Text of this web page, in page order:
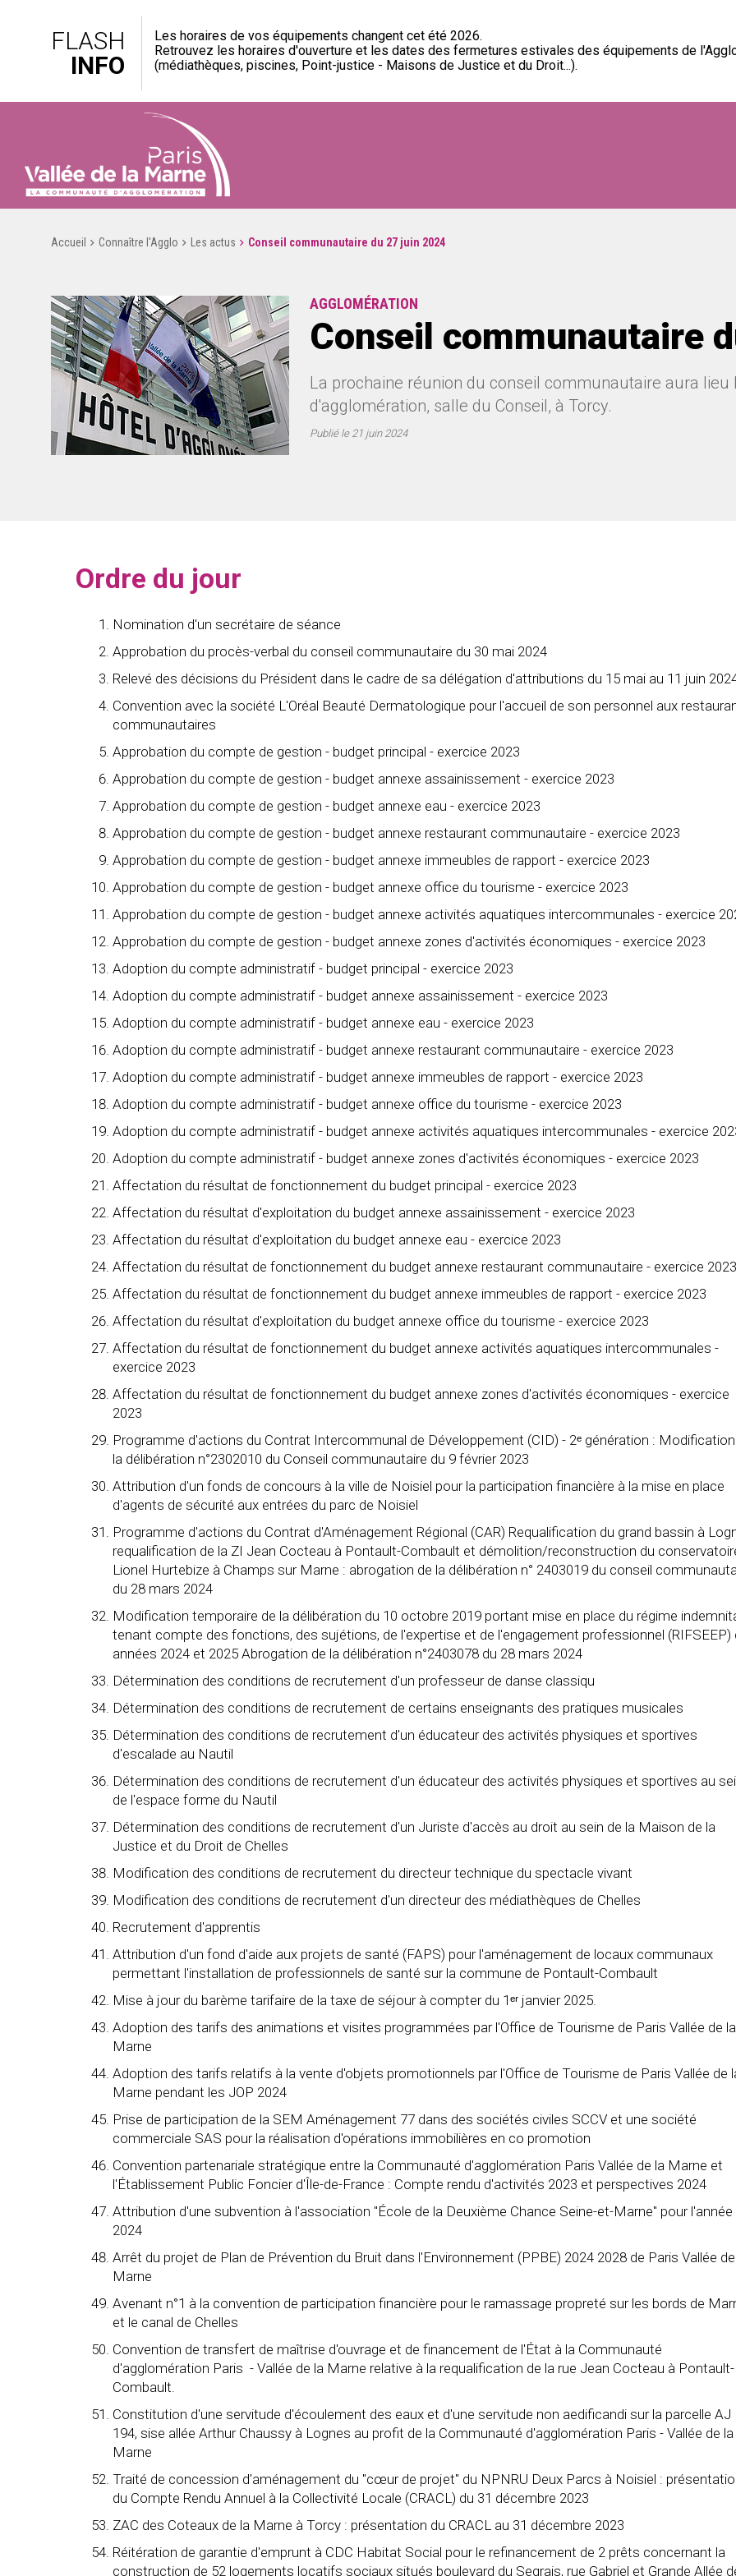
FLASH
INFO
Les horaires de vos équipements changent cet été 2026.
Retrouvez les horaires d'ouverture et les dates des fermetures estivales des équipements de
(médiathèques, piscines, Point-justice - Maisons de Justice et du Droit...).
Accueil Connaître l'Agglo Les actus Conseil communautaire du 27 juin 2024
AGGLOMÉRATION
Conseil communautaire
La prochaine réunion du conseil communautaire aura lieu
d'agglomération, salle du Conseil, à Torcy.
Publié le21 juin 2024
Ordre du jour
Nomination d'un secrétaire de séance
Approbation du procès-verbal du conseil communautaire du 30 mai 2024
Relevé des décisions du Président dans le cadre de sa délégation d'attributions du 15 mai au 11 juin
Convention avec la société L'Oréal Beauté Dermatologique pour l'accueil de son personnel aux
communautaires
Approbation du compte de gestion - budget principal - exercice 2023
Approbation du compte de gestion - budget annexe assainissement - exercice 2023
Approbation du compte de gestion - budget annexe eau - exercice 2023
Approbation du compte de gestion - budget annexe restaurant communautaire - exercice 2023
Approbation du compte de gestion - budget annexe immeubles de rapport - exercice 2023
Approbation du compte de gestion - budget annexe office du tourisme - exercice 2023
Approbation du compte de gestion - budget annexe activités aquatiques intercommunales - exercice
Approbation du compte de gestion - budget annexe zones d'activités économiques - exercice 2023
Adoption du compte administratif - budget principal - exercice 2023
Adoption du compte administratif - budget annexe assainissement - exercice 2023
Adoption du compte administratif - budget annexe eau - exercice 2023
Adoption du compte administratif - budget annexe restaurant communautaire - exercice 2023
Adoption du compte administratif - budget annexe immeubles de rapport - exercice 2023
Adoption du compte administratif - budget annexe office du tourisme - exercice 2023
Adoption du compte administratif - budget annexe activités aquatiques intercommunales - exercice
Adoption du compte administratif - budget annexe zones d'activités économiques - exercice 2023
Affectation du résultat de fonctionnement du budget principal - exercice 2023
Affectation du résultat d'exploitation du budget annexe assainissement - exercice 2023
Affectation du résultat d'exploitation du budget annexe eau - exercice 2023
Affectation du résultat de fonctionnement du budget annexe restaurant communautaire - exercice 2023
Affectation du résultat de fonctionnement du budget annexe immeubles de rapport - exercice 2023
Affectation du résultat d'exploitation du budget annexe office du tourisme - exercice 2023
Affectation du résultat de fonctionnement du budget annexe activités aquatiques intercommunales -
exercice 2023
Affectation du résultat de fonctionnement du budget annexe zones d'activités économiques - exercice
2023
Programme d'actions du Contrat Intercommunal de Développement (CID) - 2ᵉ génération :
la délibération n°2302010 du Conseil communautaire du 9 février 2023
Attribution d'un fonds de concours à la ville de Noisiel pour la participation financière à la mise en place
d'agents de sécurité aux entrées du parc de Noisiel
Programme d'actions du Contrat d'Aménagement Régional (CAR) Requalification du grand bassin à
requalification de la ZI Jean Cocteau à Pontault-Combault et démolition/reconstruction du
Lionel Hurtebize à Champs sur Marne : abrogation de la délibération n° 2403019 du conseil
du 28 mars 2024
Modification temporaire de la délibération du 10 octobre 2019 portant mise en place du régime
tenant compte des fonctions, des sujétions, de l'expertise et de l'engagement professionnel (RIFSEEP)
années 2024 et 2025 Abrogation de la délibération n°2403078 du 28 mars 2024
Détermination des conditions de recrutement d'un professeur de danse classiqu
Détermination des conditions de recrutement de certains enseignants des pratiques musicales
Détermination des conditions de recrutement d'un éducateur des activités physiques et sportives
d'escalade au Nautil
Détermination des conditions de recrutement d'un éducateur des activités physiques et sportives au
de l'espace forme du Nautil
Détermination des conditions de recrutement d'un Juriste d'accès au droit au sein de la Maison de la
Justice et du Droit de Chelles
Modification des conditions de recrutement du directeur technique du spectacle vivant
Modification des conditions de recrutement d'un directeur des médiathèques de Chelles
Recrutement d'apprentis
Attribution d'un fond d'aide aux projets de santé (FAPS) pour l'aménagement de locaux communaux
permettant l'installation de professionnels de santé sur la commune de Pontault-Combault
Mise à jour du barème tarifaire de la taxe de séjour à compter du 1ᵉʳ janvier 2025.
Adoption des tarifs des animations et visites programmées par l'Office de Tourisme de Paris Vallée de la
Marne
Adoption des tarifs relatifs à la vente d'objets promotionnels par l'Office de Tourisme de Paris Vallée de
Marne pendant les JOP 2024
Prise de participation de la SEM Aménagement 77 dans des sociétés civiles SCCV et une société
commerciale SAS pour la réalisation d'opérations immobilières en co promotion
Convention partenariale stratégique entre la Communauté d'agglomération Paris Vallée de la Marne et
l'Établissement Public Foncier d'Île-de-France : Compte rendu d'activités 2023 et perspectives 2024
Attribution d'une subvention à l'association "École de la Deuxième Chance Seine-et-Marne" pour l'année
2024
Arrêt du projet de Plan de Prévention du Bruit dans l'Environnement (PPBE) 2024 2028 de Paris Vallée
Marne
Avenant n°1 à la convention de participation financière pour le ramassage propreté sur les bords de
et le canal de Chelles
Convention de transfert de maîtrise d'ouvrage et de financement de l'État à la Communauté
d'agglomération Paris - Vallée de la Marne relative à la requalification de la rue Jean Cocteau à Pontault-
Combault.
Constitution d'une servitude d'écoulement des eaux et d'une servitude non aedificandi sur la parcelle AJ
194, sise allée Arthur Chaussy à Lognes au profit de la Communauté d'agglomération Paris - Vallée de la
Marne
Traité de concession d'aménagement du "cœur de projet" du NPNRU Deux Parcs à Noisiel :
du Compte Rendu Annuel à la Collectivité Locale (CRACL) du 31 décembre 2023
ZAC des Coteaux de la Marne à Torcy : présentation du CRACL au 31 décembre 2023
Réitération de garantie d'emprunt à CDC Habitat Social pour le refinancement de 2 prêts concernant la
construction de 52 logements locatifs sociaux situés boulevard du Segrais, rue Gabriel et Grande Allée